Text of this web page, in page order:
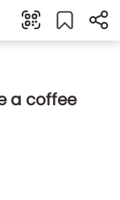
a coffee